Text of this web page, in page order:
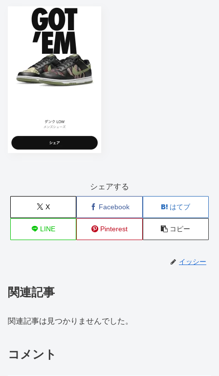
シェアする
X Facebook はてブ
LINE Pinterest コピー
イッシー
関連記事
関連記事は見つかりませんでした。
コメント